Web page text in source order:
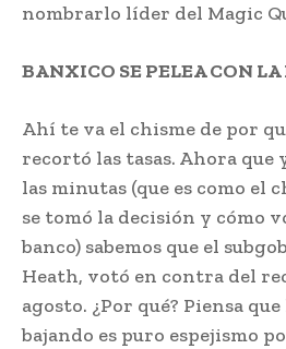
nombrarlo líder del Magic
BANXICO SE PELEA CON
Ahí te va el chisme de por
recortó las tasas. Ahora que
las minutas (que es como el
se tomó la decisión y cómo
banco) sabemos que el
Heath, votó en contra del
agosto. ¿Por qué? Piensa
bajando es puro espejismo